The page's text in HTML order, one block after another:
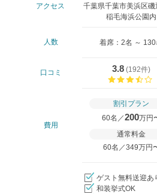
アクセス
千葉県千葉市美浜区磯
稲毛海浜公園内
人数 着席：2名 ～ 130
口コミ 3.8 (192件)
費用
割引プラン
60名／200万円
通常料金
60名／349万円
ゲスト無料送迎あ
和装挙式OK